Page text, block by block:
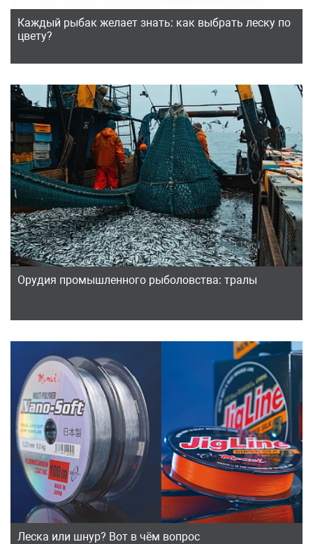
Каждый рыбак желает знать: как выбрать леску по
цвету?
Орудия промышленного рыболовства: тралы
Леска или шнур? Вот в чём вопрос